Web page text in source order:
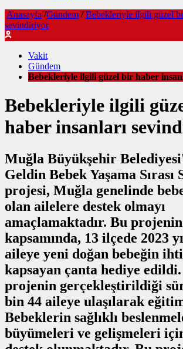
Anasayfa /Gündem / Bebekleriyle ilgili güzel
sevindiriyor
Vakit
Gündem
Bebekleriyle ilgili güzel bir haber
Bebekleriyle ilgili
haber insanları
Muğla Büyükşehir
Geldin Bebek Yaşama Sırası
projesi, Muğla genelinde
olan ailelere destek olmayı
amaçlamaktadır. Bu projenin
kapsamında, 13 ilçede 2023
aileye yeni doğan bebeğin
kapsayan çanta hediye edildi.
projenin gerçekleştirildiği
bin 44 aileye ulaşılarak
Bebeklerin sağlıklı
büyümeleri ve gelişmeleri